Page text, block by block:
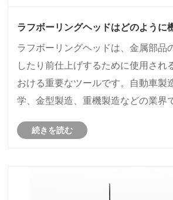
ラフボーリングヘッドはどのように
ラフボーリングヘッドは、金属部品
したり前仕上げするために使用され
おける重要なツールです。自動車製
学、金型製造、重機製造などの業界
み、構造コンポーネント、動作原理
は、ユーザーがボーリング加工で加
続きを読む